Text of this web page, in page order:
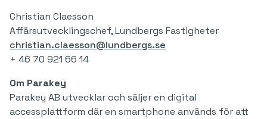
Christian Claesson
Affärsutvecklingschef, Lundbergs Fastigheter
christian.claesson@lundbergs.se
+ 46 70 921 66 14
‍Om Parakey
Parakey AB utvecklar och säljer en digital
accessplattform där en smartphone används för att